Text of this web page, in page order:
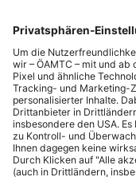
E-Mail:
mi-
Bei Fragen zur
sowie Telematik.